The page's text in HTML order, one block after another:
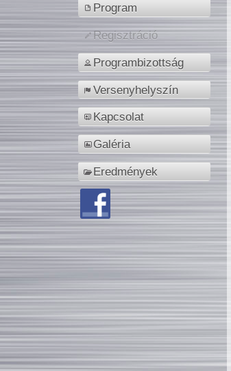
Program
Regisztráció
Programbizottság
Versenyhelyszín
Kapcsolat
Galéria
Eredmények